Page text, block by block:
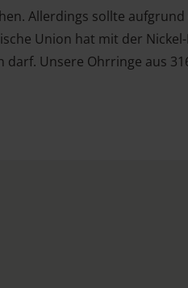
Allerdings sollte
Union hat mit der
Unsere Ohrringe aus